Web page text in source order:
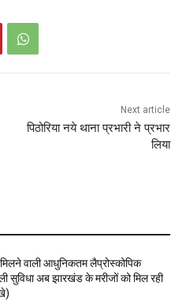
Next article
पिठोरिया नये थाना प्रभारी ने प्रभार
लिया
मिलने वाली आधुनिकतम लैप्रोस्कोपिक
सुविधा अब झारखंड के मरीजों को मिल रही